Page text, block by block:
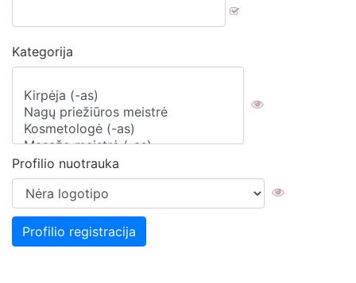
Kategorija
Profilio nuotrauka